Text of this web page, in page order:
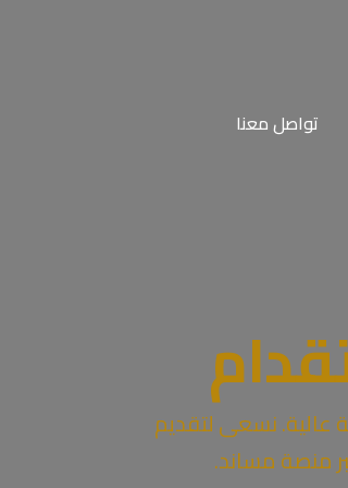
تواصل معنا
عالية. نسعى لتقديم
منصة مساند.